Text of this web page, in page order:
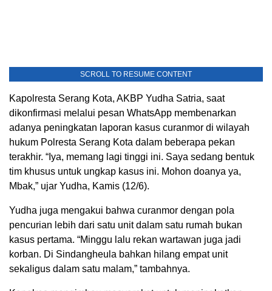
SCROLL TO RESUME CONTENT
Kapolresta Serang Kota, AKBP Yudha Satria, saat
dikonfirmasi melalui pesan WhatsApp membenarkan
adanya peningkatan laporan kasus curanmor di wilayah
hukum Polresta Serang Kota dalam beberapa pekan
terakhir. “Iya, memang lagi tinggi ini. Saya sedang bentuk
tim khusus untuk ungkap kasus ini. Mohon doanya ya,
Mbak,” ujar Yudha, Kamis (12/6).
Yudha juga mengakui bahwa curanmor dengan pola
pencurian lebih dari satu unit dalam satu rumah bukan
kasus pertama. “Minggu lalu rekan wartawan juga jadi
korban. Di Sindangheula bahkan hilang empat unit
sekaligus dalam satu malam,” tambahnya.